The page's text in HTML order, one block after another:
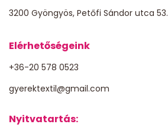
3200 Gyöngyös, Petőfi Sándor utca 53.
Elérhetőségeink
+36-20 578 0523
gyerektextil@gmail.com
Nyitvatartás: